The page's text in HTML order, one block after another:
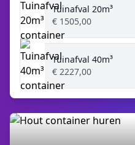
Tuinafval 20m³
€ 1505,00
Tuinafval 40m³
€ 2227,00